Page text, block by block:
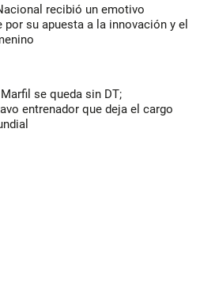
recibió un emotivo
por su apuesta a la innovación y el
se queda sin DT;
entrenador que deja el cargo